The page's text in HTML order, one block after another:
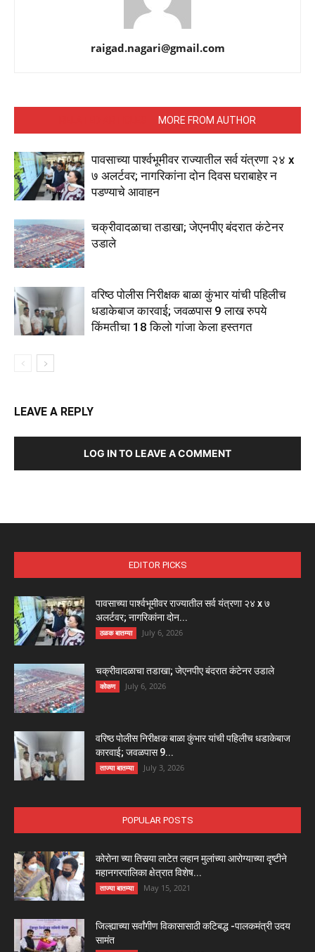
raigad.nagari@gmail.com
MORE FROM AUTHOR
पावसाच्या पार्श्वभूमीवर राज्यातील सर्व यंत्रणा २४ x
७ अलर्टवर; नागरिकांना दोन दिवस घराबाहेर न
पडण्याचे आवाहन
चक्रीवादळाचा तडाखा; जेएनपीए बंदरात कंटेनर
उडाले
वरिष्ठ पोलीस निरीक्षक बाळा कुंभार यांची पहिलीच
धडाकेबाज कारवाई; जवळपास 9 लाख रुपये
किंमतीचा 18 किलो गांजा केला हस्तगत
LEAVE A REPLY
LOG IN TO LEAVE A COMMENT
EDITOR PICKS
पावसाच्या पार्श्वभूमीवर राज्यातील सर्व यंत्रणा २४ x ७
अलर्टवर; नागरिकांना दोन...
ठळक बातम्या July 6, 2026
चक्रीवादळाचा तडाखा; जेएनपीए बंदरात कंटेनर उडाले
कोकण July 6, 2026
वरिष्ठ पोलीस निरीक्षक बाळा कुंभार यांची पहिलीच धडाकेबाज
कारवाई; जवळपास 9...
ताज्या बातम्या July 3, 2026
POPULAR POSTS
कोरोना च्या तिसर्‍या लाटेत लहान मुलांच्या आरोग्याच्या दृष्टीने
महानगरपालिका क्षेत्रात विशेष...
ताज्या बातम्या May 15, 2021
जिल्ह्याच्या सर्वांगीण विकासासाठी कटिबद्ध -पालकमंत्री उदय
सामंत